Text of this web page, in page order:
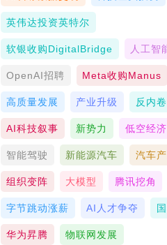
英伟达投资英特尔
软银收购DigitalBridge 人工智
OpenAI招聘 Meta收购Manus
高质量发展 产业升级 反内卷
AI科技叙事 新势力 低空经济
智能驾驶 新能源汽车 汽车
组织变阵 大模型 腾讯挖角
字节跳动涨薪 AI人才争夺
华为昇腾 物联网发展